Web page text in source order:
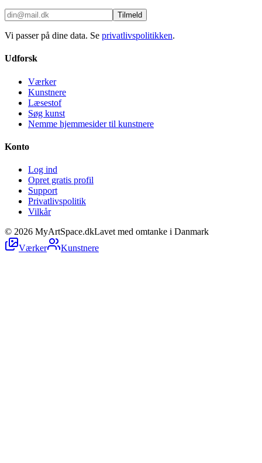
Tilmeld
Vi passer på dine data. Se privatlivspolitikken.
Udforsk
Værker
Kunstnere
Læsestof
Søg kunst
Nemme hjemmesider til kunstnere
Konto
Log ind
Opret gratis profil
Support
Privatlivspolitik
Vilkår
© 2026 MyArtSpace.dkLavet med omtanke i Danmark
Værker
Kunstnere